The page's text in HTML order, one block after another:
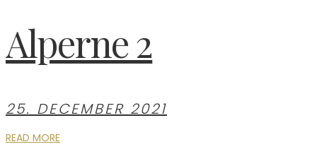
Alperne 2
25. DECEMBER 2021
READ MORE